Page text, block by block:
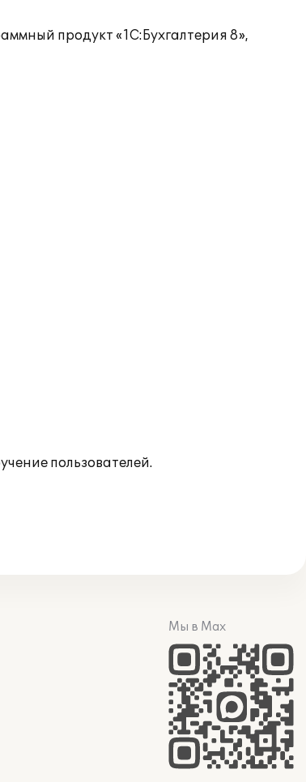
продукт «1С:Бухгалтерия 8»,
пользователей.
Мы в Max